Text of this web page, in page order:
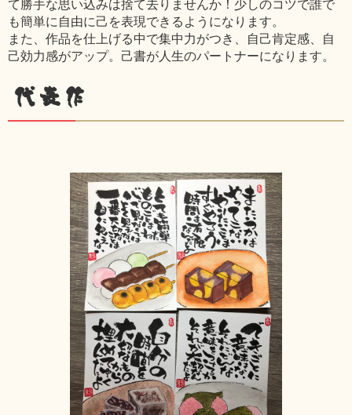
て勝手な思い込みは捨て去りませんか！少しのコツで誰で
も簡単に自由に己を表現できるようになります。
また、作品を仕上げる中で集中力がつき、自己肯定感、自
己効力感がアップ。己書が人生のパートナーになります。
代表作